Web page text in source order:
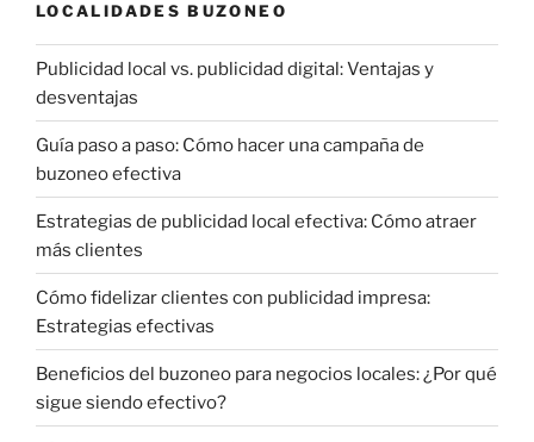
LOCALIDADES BUZONEO
Publicidad local vs. publicidad digital: Ventajas y
desventajas
Guía paso a paso: Cómo hacer una campaña de
buzoneo efectiva
Estrategias de publicidad local efectiva: Cómo atraer
más clientes
Cómo fidelizar clientes con publicidad impresa:
Estrategias efectivas
Beneficios del buzoneo para negocios locales: ¿Por qué
sigue siendo efectivo?